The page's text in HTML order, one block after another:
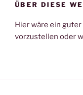
ÜBER DIESE
Hier wäre ein
vorzustellen oder